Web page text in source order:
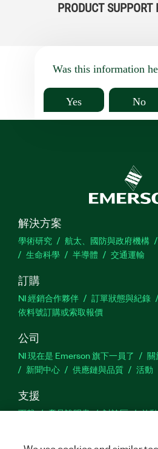
PRODUCT SUPPORT
Was this information
Yes No
解決方案
學術研究 航太、國防與政府機構
生命科學
半導體 交通運輸
訂購
NI 經銷合作夥伴 訂單狀態與紀錄
依料號訂購或索取報價
公司
NI 現在是 Emerson 旗下一員了 關
新聞中心
供應鏈與品質 活動
支援
下載 產品說明書 討論區 啟